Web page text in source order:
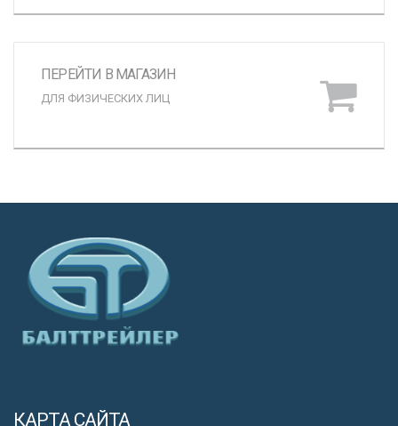
ПЕРЕЙТИ В МАГАЗИН
ДЛЯ ФИЗИЧЕСКИХ ЛИЦ
КАРТА САЙТА